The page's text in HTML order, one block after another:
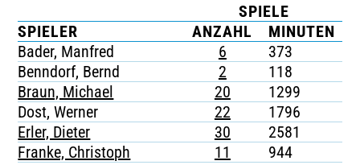
TICKETING
SPIELE
SPIELER
ANZAHL MINUTEN
Bader, Manfred
6 373
Benndorf, Bernd
2 118
Braun, Michael
20 1299
Dost, Werner
22 1796
Erler, Dieter
30 2581
Franke, Christoph
11 944